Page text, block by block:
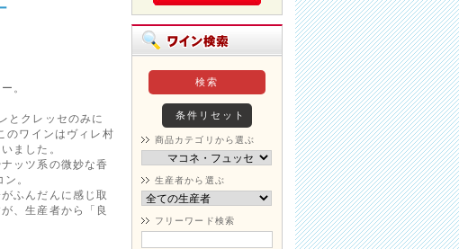
。
とクレッセのみに
のワインはヴィレ村
ました。
ッツ系の微妙な香
。
ふんだんに感じ取
、生産者から「良
商品カテゴリから選ぶ
生産者から選ぶ
フリーワード検索